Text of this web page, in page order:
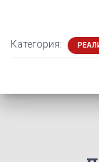
Категория: